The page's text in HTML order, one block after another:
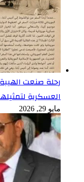
رحلة صنعت
العسكرية
مايو 29, 2026